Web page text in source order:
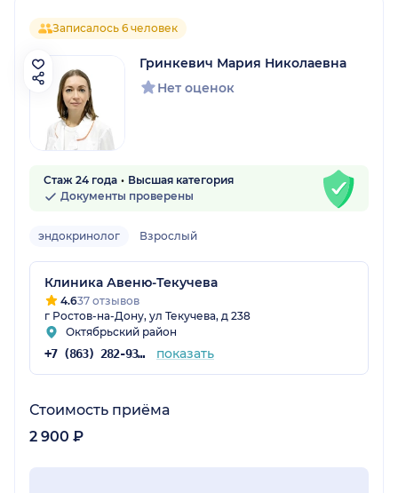
Записалось 6 человек
Гринкевич Мария Николаевна
Нет оценок
Стаж 24 года
Высшая категория
Документы проверены
эндокринолог Взрослый
Клиника Авеню-Текучева
4.637 отзывов
г Ростов-на-Дону, ул Текучева, д 238
Октябрьский район
+7 (863) 282-93-77 показать
Стоимость приёма
2 900 ₽